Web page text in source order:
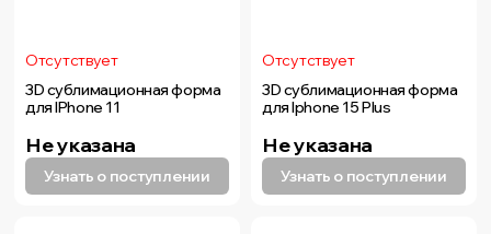
Отсутствует
3D сублимационная форма
для IPhone 11
Не указана
Узнать о поступлении
Отсутствует
3D сублимационная форма
для Iphone 15 Plus
Не указана
Узнать о поступлении